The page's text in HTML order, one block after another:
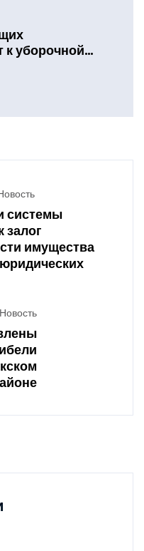
к уборочной
системы
залог
имущества